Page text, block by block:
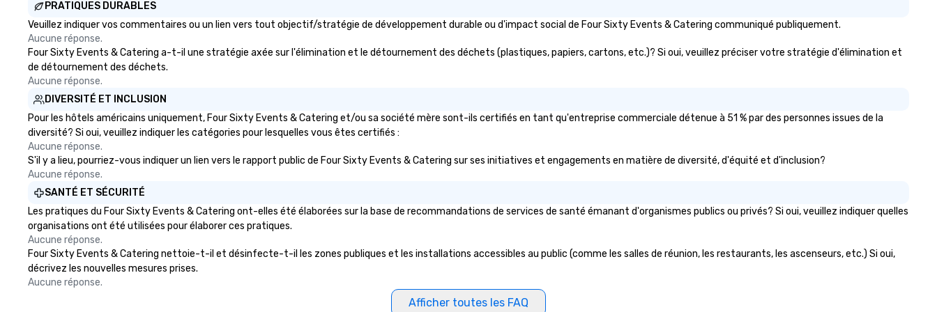
engaging information along the
way. Lip Smacking Foodie Tours
are both an entertaining activity
and unique dining experience
melded into one, that are sure to
add new vitality to meeting
events, from conferences to
Dining When meeting planners
book a corporate group event
through Lip Smacking Foodie
Tours, the entire group is assured
a top-notch dining experience
with three to four signature
dishes at each restaurant. Our
affordable tours are priced per
person with tax and gratuities
included. The only thing not
included are drinks. However, a
beverage package upgrade is
We have recently added two new
plans for continued expansion
PRATIQUES DURABLES
Veuillez indiquer vos commentaires ou un lien vers tout objectif/stratégie de développement durable ou d'impact social de Four Sixty Events & Catering communiqué publiquement.
Aucune réponse.
Four Sixty Events & Catering a-t-il une stratégie axée sur l'élimination et le détournement des déchets (plastiques, papiers, cartons, etc.)? Si oui, veuillez préciser votre stratégie d'élimination et
de détournement des déchets.
Aucune réponse.
DIVERSITÉ ET INCLUSION
Pour les hôtels américains uniquement, Four Sixty Events & Catering et/ou sa société mère sont-ils certifiés en tant qu'entreprise commerciale détenue à 51 % par des personnes issues de la
diversité? Si oui, veuillez indiquer les catégories pour lesquelles vous êtes certifiés :
Aucune réponse.
S'il y a lieu, pourriez-vous indiquer un lien vers le rapport public de Four Sixty Events & Catering sur ses initiatives et engagements en matière de diversité, d'équité et d'inclusion?
Aucune réponse.
SANTÉ ET SÉCURITÉ
Les pratiques du Four Sixty Events & Catering ont-elles été élaborées sur la base de recommandations de services de santé émanant d'organismes publics ou privés? Si oui, veuillez indiquer quelles
organisations ont été utilisées pour élaborer ces pratiques.
Aucune réponse.
Four Sixty Events & Catering nettoie-t-il et désinfecte-t-il les zones publiques et les installations accessibles au public (comme les salles de réunion, les restaurants, les ascenseurs, etc.) Si oui,
décrivez les nouvelles mesures prises.
Aucune réponse.
Afficher toutes les FAQ